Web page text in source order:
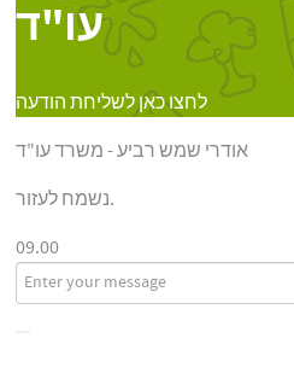
עו"ד
לחצו כאן לשליחת הודעה
אודרי שמש רביע - משרד עו"ד
נשמח לעזור.
09.00